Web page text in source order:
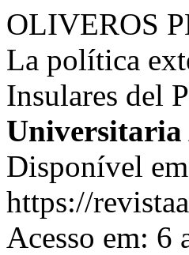
OLIVEROS
La política
Insulares del
Universitaria
Disponível
https://
Acesso em: 6